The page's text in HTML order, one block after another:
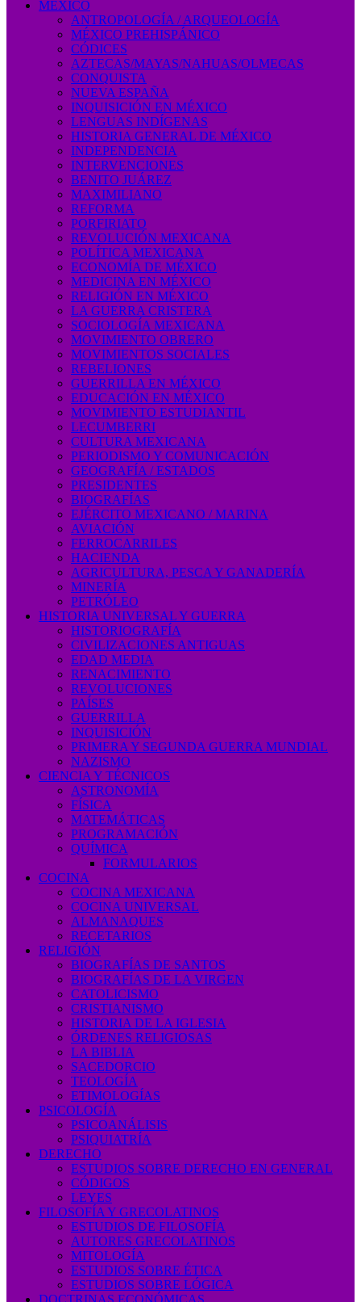
MÉXICO
ANTROPOLOGÍA / ARQUEOLOGÍA
MÉXICO PREHISPÁNICO
CÓDICES
AZTECAS/MAYAS/NAHUAS/OLMECAS
CONQUISTA
NUEVA ESPAÑA
INQUISICIÓN EN MÉXICO
LENGUAS INDÍGENAS
HISTORIA GENERAL DE MÉXICO
INDEPENDENCIA
INTERVENCIONES
BENITO JUÁREZ
MAXIMILIANO
REFORMA
PORFIRIATO
REVOLUCIÓN MEXICANA
POLÍTICA MEXICANA
ECONOMÍA DE MÉXICO
MEDICINA EN MÉXICO
RELIGIÓN EN MÉXICO
LA GUERRA CRISTERA
SOCIOLOGÍA MEXICANA
MOVIMIENTO OBRERO
MOVIMIENTOS SOCIALES
REBELIONES
GUERRILLA EN MÉXICO
EDUCACIÓN EN MÉXICO
MOVIMIENTO ESTUDIANTIL
LECUMBERRI
CULTURA MEXICANA
PERIODISMO Y COMUNICACIÓN
GEOGRAFÍA / ESTADOS
PRESIDENTES
BIOGRAFÍAS
EJÉRCITO MEXICANO / MARINA
AVIACIÓN
FERROCARRILES
HACIENDA
AGRICULTURA, PESCA Y GANADERÍA
MINERÍA
PETRÓLEO
HISTORIA UNIVERSAL Y GUERRA
HISTORIOGRAFÍA
CIVILIZACIONES ANTIGUAS
EDAD MEDIA
RENACIMIENTO
REVOLUCIONES
PAÍSES
GUERRILLA
INQUISICIÓN
PRIMERA Y SEGUNDA GUERRA MUNDIAL
NAZISMO
CIENCIA Y TÉCNICOS
ASTRONOMÍA
FÍSICA
MATEMÁTICAS
PROGRAMACIÓN
QUÍMICA
FORMULARIOS
COCINA
COCINA MEXICANA
COCINA UNIVERSAL
ALMANAQUES
RECETARIOS
RELIGIÓN
BIOGRAFÍAS DE SANTOS
BIOGRAFÍAS DE LA VIRGEN
CATOLICISMO
CRISTIANISMO
HISTORIA DE LA IGLESIA
ÓRDENES RELIGIOSAS
LA BIBLIA
SACEDORCIO
TEOLOGÍA
ETIMOLOGÍAS
PSICOLOGÍA
PSICOANÁLISIS
PSIQUIATRÍA
DERECHO
ESTUDIOS SOBRE DERECHO EN GENERAL
CÓDIGOS
LEYES
FILOSOFÍA Y GRECOLATINOS
ESTUDIOS DE FILOSOFÍA
AUTORES GRECOLATINOS
MITOLOGÍA
ESTUDIOS SOBRE ÉTICA
ESTUDIOS SOBRE LÓGICA
DOCTRINAS ECONÓMICAS